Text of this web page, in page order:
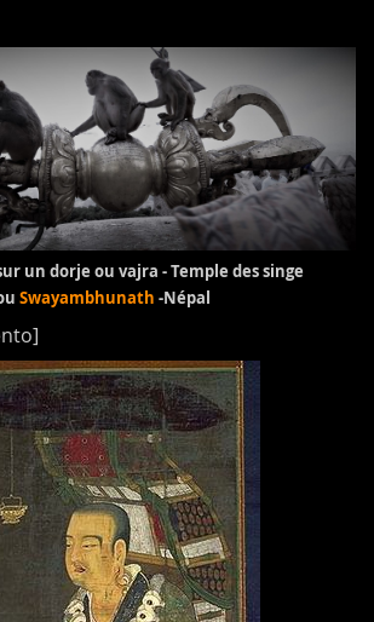
un dorje ou vajra - Temple des singe
Swayambhunath -Népal